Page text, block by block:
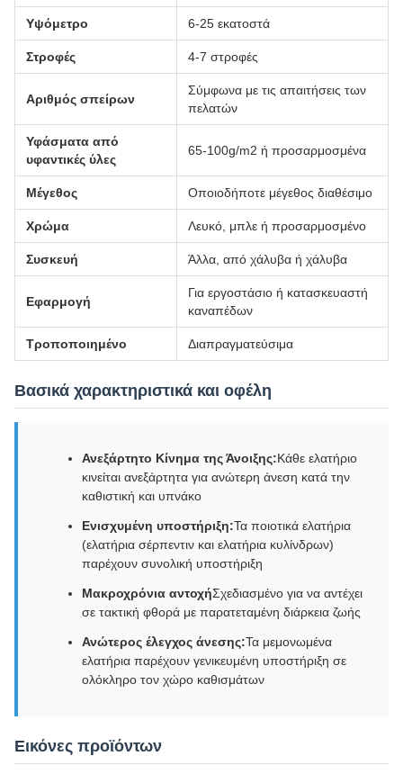
Υψόμετρο 6-25 εκατοστά
Στροφές 4-7 στροφές
Αριθμός σπείρων
Σύμφωνα με τις απαιτήσεις των
πελατών
Υφάσματα από
υφαντικές ύλες
65-100g/m2 ή προσαρμοσμένα
Μέγεθος Οποιοδήποτε μέγεθος διαθέσιμο
Χρώμα Λευκό, μπλε ή προσαρμοσμένο
Συσκευή Άλλα, από χάλυβα ή χάλυβα
Εφαρμογή
Για εργοστάσιο ή κατασκευαστή
καναπέδων
Τροποποιημένο Διαπραγματεύσιμα
Βασικά χαρακτηριστικά και οφέλη
Ανεξάρτητο Κίνημα της Άνοιξης:Κάθε ελατήριο
κινείται ανεξάρτητα για ανώτερη άνεση κατά την
καθιστική και υπνάκο
Ενισχυμένη υποστήριξη:Τα ποιοτικά ελατήρια
(ελατήρια σέρπεντιν και ελατήρια κυλίνδρων)
παρέχουν συνολική υποστήριξη
Μακροχρόνια αντοχήΣχεδιασμένο για να αντέχει
σε τακτική φθορά με παρατεταμένη διάρκεια ζωής
Ανώτερος έλεγχος άνεσης:Τα μεμονωμένα
ελατήρια παρέχουν γενικευμένη υποστήριξη σε
ολόκληρο τον χώρο καθισμάτων
Εικόνες προϊόντων